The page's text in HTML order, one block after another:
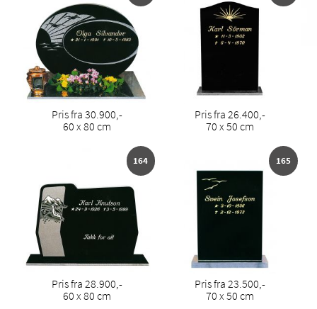
Pris fra 30.900,-
60 x 80 cm
Pris fra 26.400,-
70 x 50 cm
164
Pris fra 28.900,-
60 x 80 cm
165
Pris fra 23.500,-
70 x 50 cm